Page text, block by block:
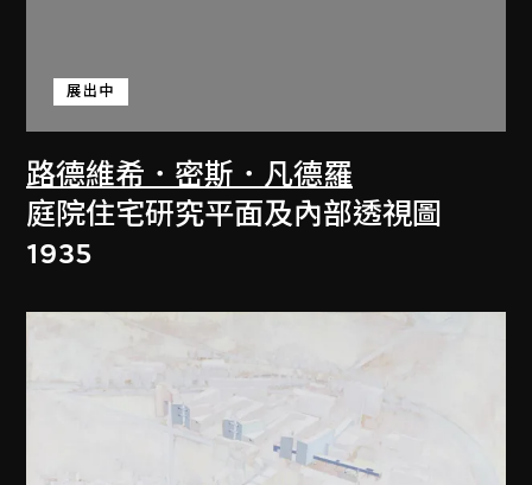
路德維希．密斯．凡德羅
展出中
庭院住宅研究平面及內部透視圖
1935